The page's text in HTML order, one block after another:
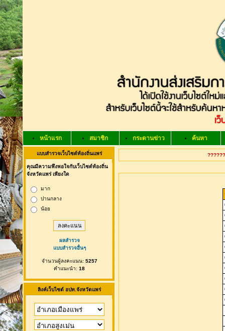
หน้าแรก สมาชิก กระดานข่าว ค้นหา
แบบสำรวจเว็บไซต์ท้องถิ่นแพร่
คุณมีความพึงพอใจกับเว็บไซต์ท้องถิ่น
จังหวัดแพร่ เพียงใด
มาก
ปานกลาง
น้อย
ผลสำรวจ
แบบสำรวจอื่นๆ
จำนวนผู้ลงคะแนน: 5257
คำแนะนำ: 18
ลิงค์เว็บไซต์ อปท.จังหวัดแพร่